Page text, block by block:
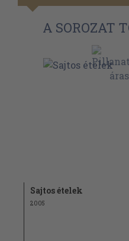
A SOROZAT
Sajtos ételek
2005